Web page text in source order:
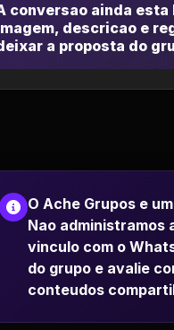
conversao ainda esta
descricao e
a proposta do
O Ache Grupos e
Nao administramos
vinculo com o
do grupo e avalie
conteudos